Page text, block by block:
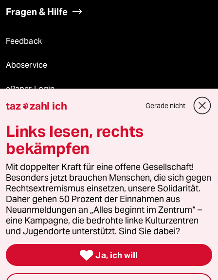
Fragen & Hilfe
Feedback
Aboservice
ePaper Login
Downloads für Abonnierende
© 2026 taz Verlags und Vertriebs GmbH
Alle Rechte vorbehalten. Bei rechtlichen Fragen oder für Genehmigungen
wenden Sie sich bitte an lizenzen@taz.de
Feedback Redaktionsstatut Kommune-Richtlinien
Leitlinie Informant Datenschutz Impressum AGB
Seitenwende Einwilligungen widerrufen (Ads)
taz zahl ich Gerade nicht
Links lesen, rechts
bekämpfen
Mit doppelter Kraft für eine offene Gesellschaft!
Besonders jetzt brauchen Menschen, die sich gegen
Rechtsextremismus einsetzen, unsere Solidarität.
Daher gehen 50 Prozent der Einnahmen aus
Neuanmeldungen an „Alles beginnt im Zentrum“ –
eine Kampagne, die bedrohte linke Kulturzentren
und Jugendorte unterstützt. Sind Sie dabei?
 Ja, ich will